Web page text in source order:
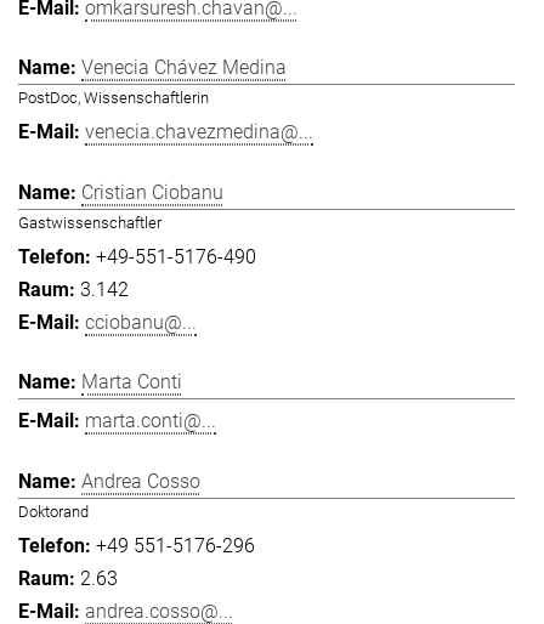
omkarsuresh.chavan@...
Venecia Chávez Medina
PostDoc, Wissenschaftlerin
venecia.chavezmedina@...
Cristian Ciobanu
Gastwissenschaftler
+49-551-5176-490
3.142
cciobanu@...
Marta Conti
marta.conti@...
Andrea Cosso
Doktorand
+49 551-5176-296
2.63
andrea.cosso@...